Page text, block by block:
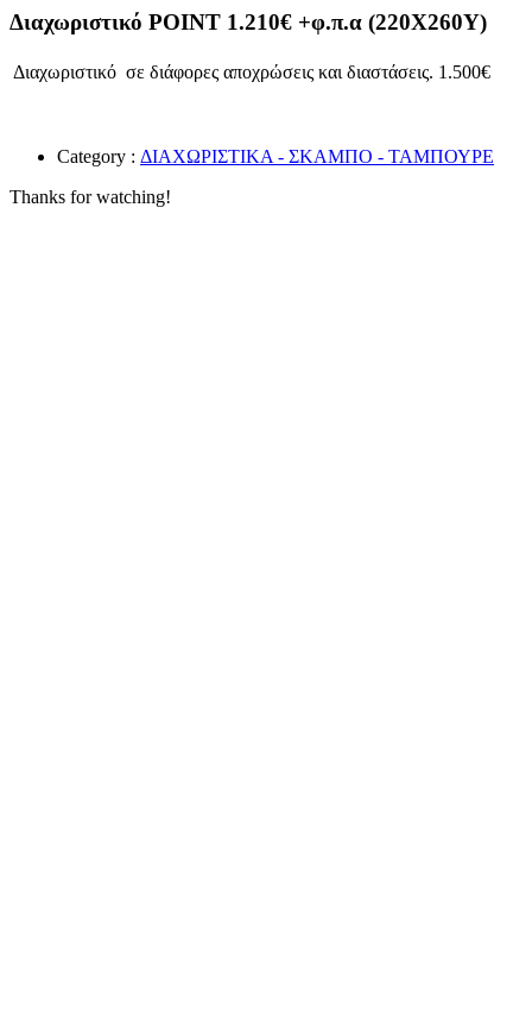
Διαχωριστικό POINT 1.210€ +φ.π.α (220X260Y)
Διαχωριστικό σε διάφορες αποχρώσεις και διαστάσεις. 1.500€
Category : ΔΙΑΧΩΡΙΣΤΙΚΑ - ΣΚΑΜΠΟ - ΤΑΜΠΟΥΡΕ
Thanks for watching!